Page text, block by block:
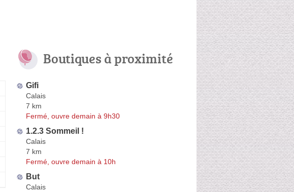
Boutiques à proximité
Gifi
Calais
7 km
Fermé, ouvre demain à 9h30
1.2.3 Sommeil !
Calais
7 km
Fermé, ouvre demain à 10h
But
Calais